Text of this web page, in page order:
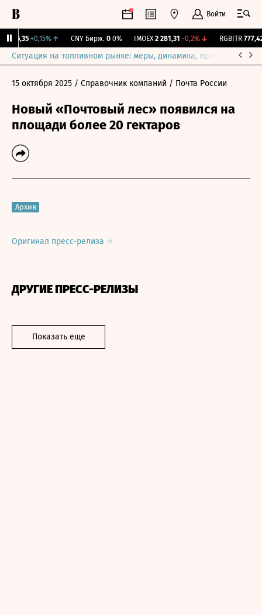
Войти
115,35 +0,15%↑ CNY Бирж. 0 0% IMOEX 2 281,31 -0,2%↓ RGBITR 777,42
Ситуация на топливном рынке: меры, динамика, прогнозы
15 октября 2025 / Справочник компаний / Почта России
Новый «Почтовый лес» появился на
площади более 20 гектаров
Архив
Оригинал пресс-релиза
ДРУГИЕ ПРЕСС-РЕЛИЗЫ
Показать еще